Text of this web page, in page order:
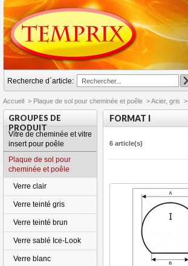
Recherche d´article:
Accueil > Plaque de sol pour cheminée et poêle >Acier, gris >
FORMAT I
6 article(s)
GROUPES DE
PRODUIT
Vitre de cheminée et vitre
insert pour poêle
Plaque de sol pour
cheminée et poêle
Verre clair
Verre teinté gris
Verre teinté brun
Verre sablé Ice-Look
Verre blanc